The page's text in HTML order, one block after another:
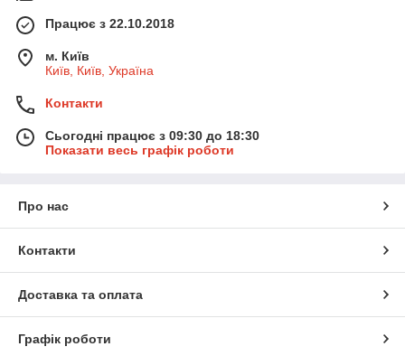
Працює з 22.10.2018
м. Київ
Київ, Київ, Україна
Контакти
Сьогодні працює з 09:30 до 18:30
Показати весь графік роботи
Про нас
Контакти
Доставка та оплата
Графік роботи